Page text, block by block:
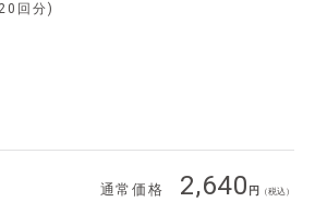
分)
通常価格 2,640 （税込）